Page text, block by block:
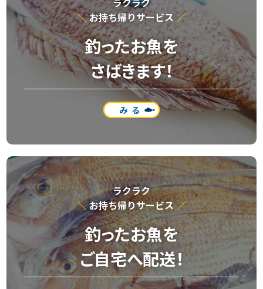
お持ち帰りサービス
釣ったお魚を
さばきます！
みる
ラクラク
お持ち帰りサービス
釣ったお魚を
ご自宅へ配送！